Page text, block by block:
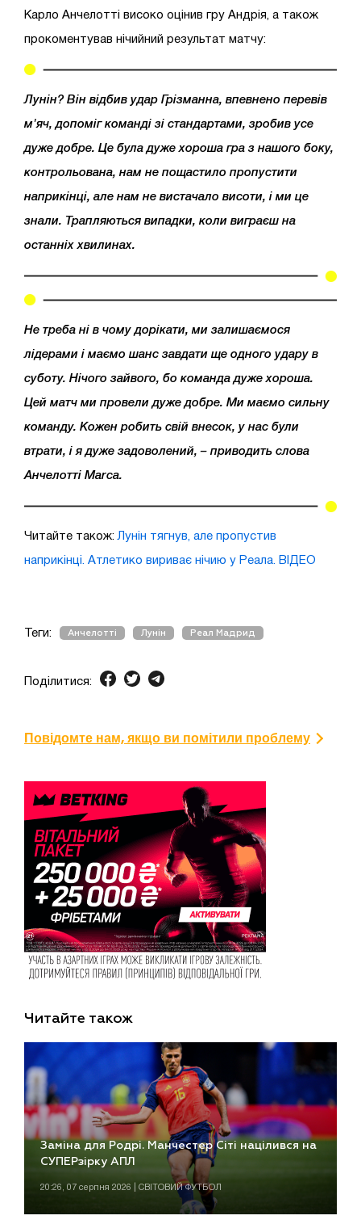
Карло Анчелотті високо оцінив гру Андрія, а також
прокоментував нічийний результат матчу:
Лунін? Він відбив удар Грізманна, впевнено перевів
м'яч, допоміг команді зі стандартами, зробив усе
дуже добре. Це була дуже хороша гра з нашого боку,
контрольована, нам не пощастило пропустити
наприкінці, але нам не вистачало висоти, і ми це
знали. Трапляються випадки, коли виграєш на
останніх хвилинах.
Не треба ні в чому дорікати, ми залишаємося
лідерами і маємо шанс завдати ще одного удару в
суботу. Нічого зайвого, бо команда дуже хороша.
Цей матч ми провели дуже добре. Ми маємо сильну
команду. Кожен робить свій внесок, у нас були
втрати, і я дуже задоволений, – приводить слова
Анчелотті Marca.
Читайте також: Лунін тягнув, але пропустив
наприкінці. Атлетико вириває нічию у Реала. ВІДЕО
Теги: Анчелотті Лунін Реал Мадрид
Поділитися:
Повідомте нам, якщо ви помітили проблему
Читайте також
Заміна для Родрі. Манчестер Сіті націлився на
СУПЕРзірку АПЛ
20:26, 07 серпня 2026 | СВІТОВИЙ ФУТБОЛ